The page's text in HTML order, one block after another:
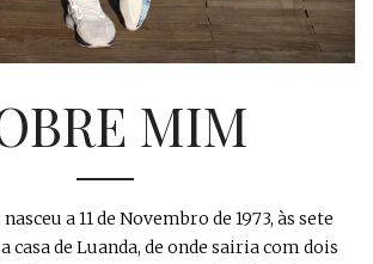
MIM
a 11 de Novembro de 1973, às sete
casa de Luanda, de onde sairia com dois